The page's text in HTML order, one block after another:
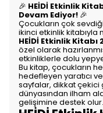
🎉 HEİDİ Etkinlik
Devam Ediyor! 🎉
Çocukların çok
ikinci etkinlik kitabıyla
HEİDİ Etkinlik Kitabı
özel olarak
etkinliklerle dolu
Bu kitap, çocukların
hedefleyen yaratıcı
sayfalar, dikkat çekici
dünyasından ilham
gelişimine destek olur.